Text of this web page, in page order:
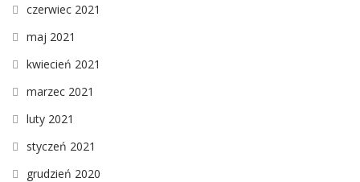
czerwiec 2021
maj 2021
kwiecień 2021
marzec 2021
luty 2021
styczeń 2021
grudzień 2020